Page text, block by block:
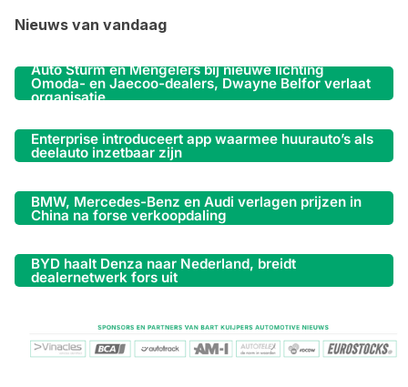
Nieuws van vandaag
Auto Sturm en Mengelers bij nieuwe lichting
Omoda- en Jaecoo-dealers, Dwayne Belfor verlaat
organisatie
Enterprise introduceert app waarmee huurauto’s als
deelauto inzetbaar zijn
BMW, Mercedes-Benz en Audi verlagen prijzen in
China na forse verkoopdaling
BYD haalt Denza naar Nederland, breidt
dealernetwerk fors uit